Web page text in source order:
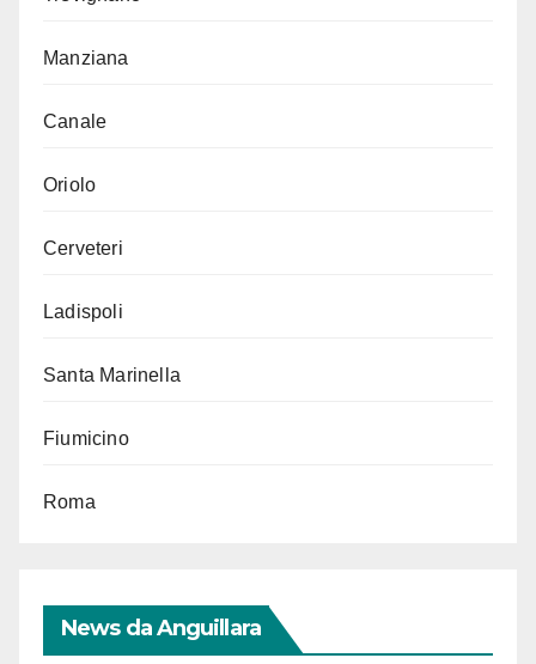
Manziana
Canale
Oriolo
Cerveteri
Ladispoli
Santa Marinella
Fiumicino
Roma
News da Anguillara